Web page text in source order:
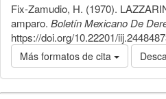
Fix-Zamudio, H. (1970).
amparo. Boletín Mexicano De
https://doi.org/10.22201/
Más formatos de cita